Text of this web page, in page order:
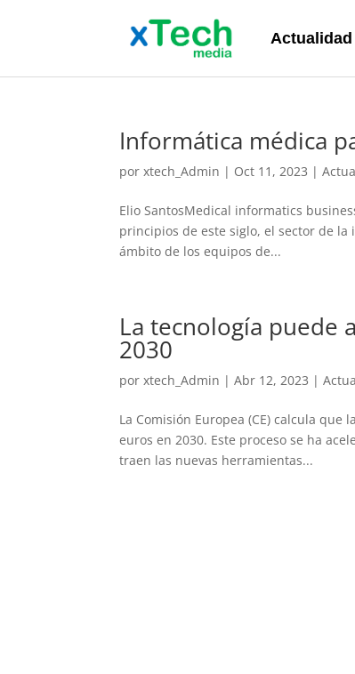
Actualidad
Informática médica
porxtech_Admin | Oct 11, 2023 |
Elio SantosMedical informatics
principios de este siglo, el sector de
ámbito de los equipos de...
La tecnología puede
2030
porxtech_Admin |Abr 12, 2023 |
La Comisión Europea (CE) calcula
euros en 2030. Este proceso se ha
traen las nuevas herramientas...